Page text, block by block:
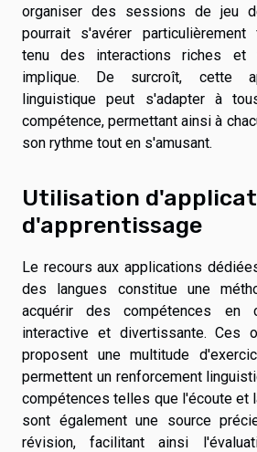
organiser des sessions de jeu
pourrait s'avérer particulièrement
tenu des interactions riches et
implique. De surcroît, cette
linguistique peut s'adapter à
compétence, permettant ainsi à
son rythme tout en s'amusant.
Utilisation
d'apprentissage
Le recours aux applications
des langues constitue une
acquérir des compétences en
interactive et divertissante. Ces
proposent une multitude
permettent un renforcement
compétences telles que l'écoute et
sont également une source
révision, facilitant ainsi